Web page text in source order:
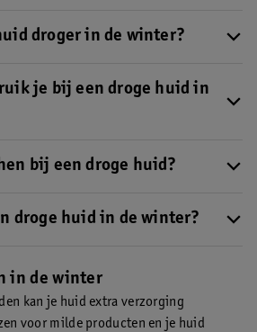
droger in de winter?
uitdroogt.
je bij een droge huid in
huid bevatten hydraterende en
bij een droge huid?
uitdrogen.
droge huid in de winter?
past bij jouw huidtype.
in de winter
kan je huid extra verzorging
voor milde producten en je huid